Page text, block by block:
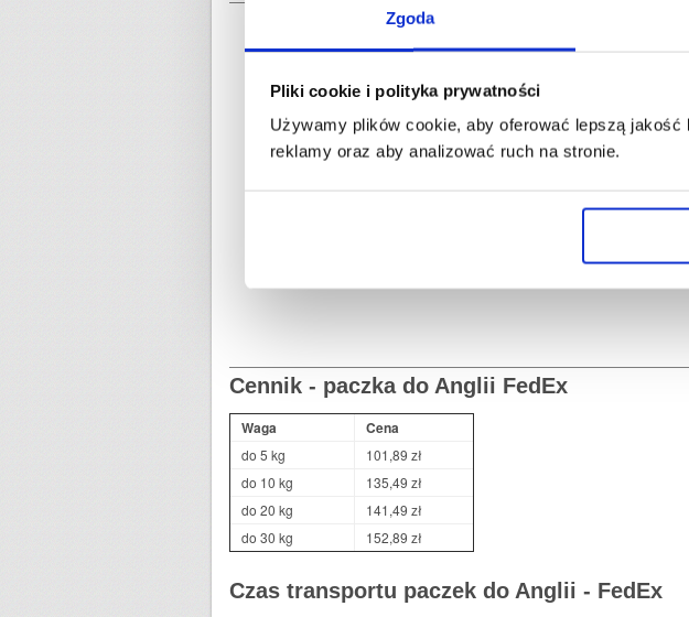
Zgoda
Pliki cookie i polityka prywatności
Używamy plików cookie, aby oferować lepszą
reklamy oraz aby analizować ruch na stronie.
waga paczki nie może przekraczać - 30 kg
suma wymiarów nie może przekraczać - 260 cm (długość,
najdłuższy bok nie może przekraczać - 120 cm
Cennik - paczka do Anglii FedEx
Waga Cena
do 5 kg
101,89 zł
do 10 kg
135,49 zł
do 20 kg
141,49 zł
do 30 kg
152,89 zł
Czas transportu paczek do Anglii - FedEx